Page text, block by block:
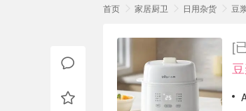
首页 家居厨卫 日用杂货 豆
[